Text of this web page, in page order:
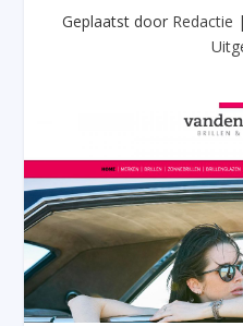
Geplaatst door Redactie |